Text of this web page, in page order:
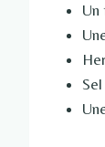
Un